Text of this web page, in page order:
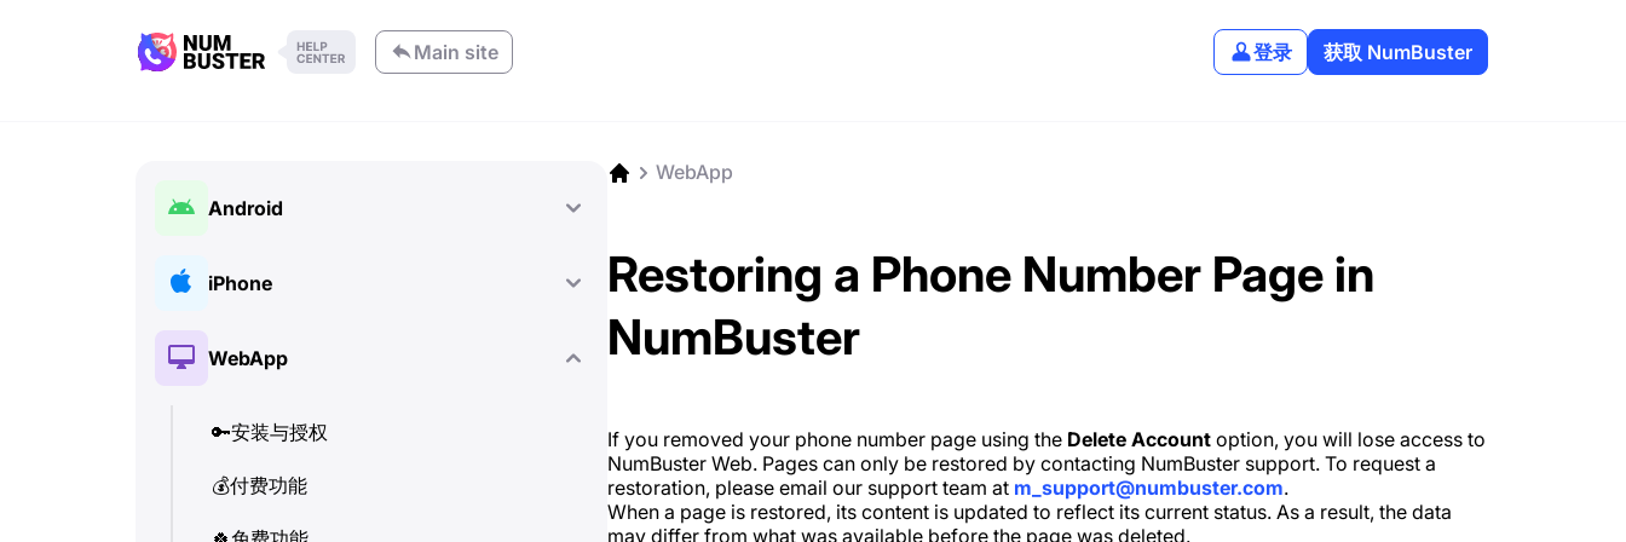
Main site 登录 获取 NumBuster
Android
🔑
📞通话与来电显示 (Caller ID)
💬SMS (文本消息)
iPhone
🔑 安装与授权
WebApp
🔑安装与授权
💰付费功能
WebApp
Restoring a Phone Number Page in
NumBuster
If you removed your phone number page using the Delete Account option, you will lose access to
NumBuster Web. Pages can only be restored by contacting NumBuster support. To request a
restoration, please email our support team at m_support@numbuster.com.
When a page is restored, its content is updated to reflect its current status. As a result, the data
may differ from what was available before the page was deleted.